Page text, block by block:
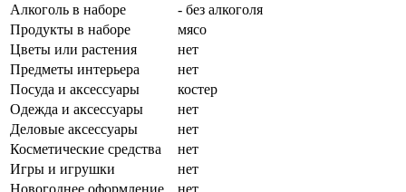
Алкоголь в наборе
- без алкоголя
Продукты в наборе
мясо
Цветы или растения
нет
Предметы интерьера
нет
Посуда и аксессуары
костер
Одежда и аксессуары
нет
Деловые аксессуары
нет
Косметические средства
нет
Игры и игрушки
нет
Новогоднее оформление
нет